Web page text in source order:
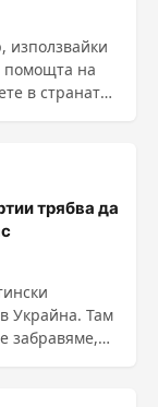
използвайки
помощта на
в страната.
трябва да
Украйна. Там
забравяме,